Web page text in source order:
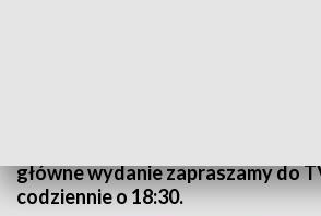
główne wydanie zapraszamy do
codziennie o 18:30.